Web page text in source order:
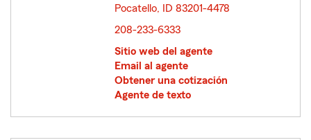
Pocatello, ID 83201-4478
208-233-6333
Sitio web del agente
Email al agente
Obtener una cotización
Agente de texto